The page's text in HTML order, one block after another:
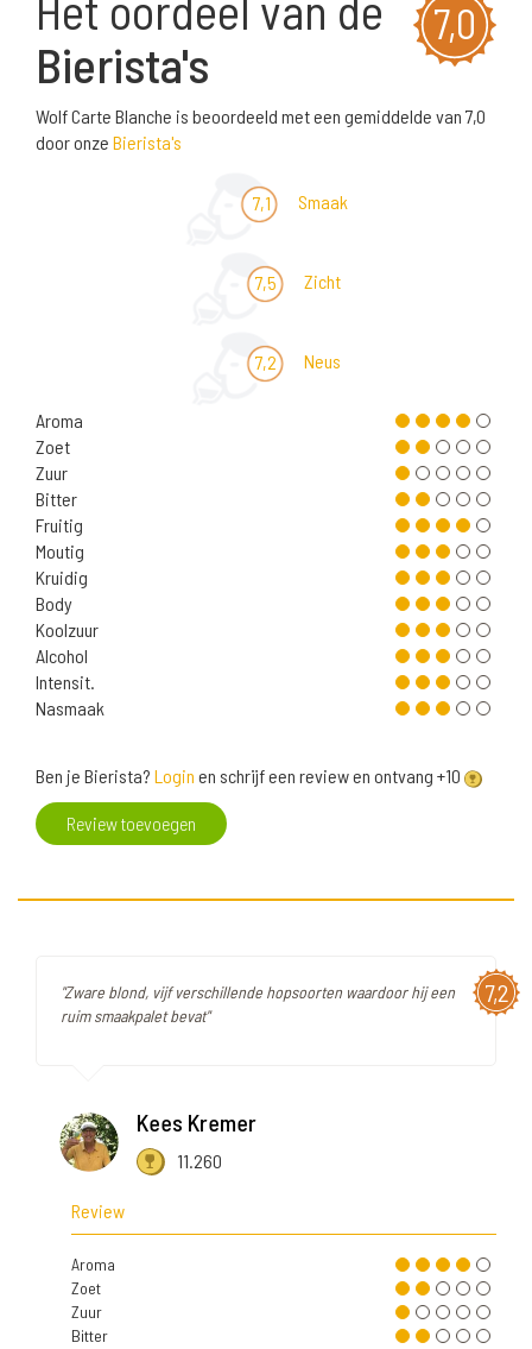
7,0
Bierista's
Wolf Carte Blanche is beoordeeld met een gemiddelde van 7,0
door onze Bierista's
7,1 Smaak
7,5 Zicht
7,2 Neus
Aroma
Zoet
Zuur
Bitter
Fruitig
Moutig
Kruidig
Body
Koolzuur
Alcohol
Intensit.
Nasmaak
Ben je Bierista? Login en schrijf een review en ontvang +10
Review toevoegen
7,2
"Zware blond, vijf verschillende hopsoorten waardoor hij een
ruim smaakpalet bevat"
Kees Kremer
11.260
Review
Aroma
Zoet
Zuur
Bitter